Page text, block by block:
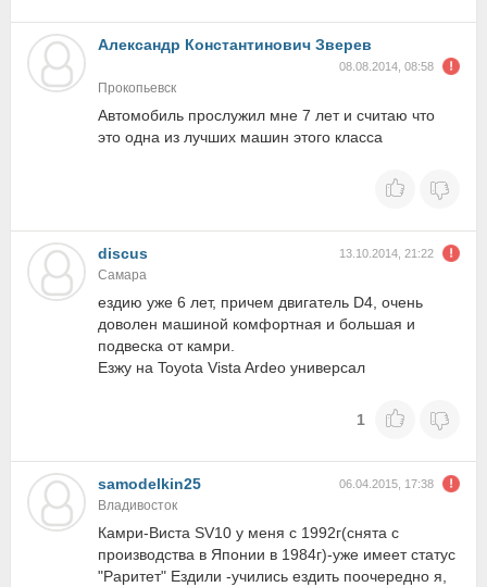
Александр Константинович Зверев
08.08.2014, 08:58
Прокопьевск
Автомобиль прослужил мне 7 лет и считаю что
это одна из лучших машин этого класса
discus 13.10.2014, 21:22
Самара
ездию уже 6 лет, причем двигатель D4, очень
доволен машиной комфортная и большая и
подвеска от камри.
Езжу на Toyota Vista Ardeo универсал
1
samodelkin25 06.04.2015, 17:38
Владивосток
Камри-Виста SV10 у меня с 1992г(снята с
производства в Японии в 1984г)-уже имеет статус
"Раритет" Ездили -учились ездить поочередно я,